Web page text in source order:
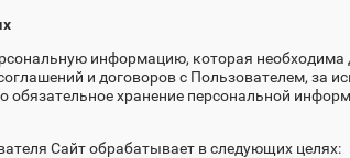
информацию, которая необходима
и договоров с Пользователем, за
обязательное хранение персональной
Сайт обрабатывает в следующих целях: